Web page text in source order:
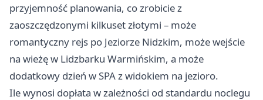
przyjemność planowania, co zrobicie z
zaoszczędzonymi kilkuset złotymi – może
romantyczny rejs po Jeziorze Nidzkim, może wejście
na wieżę w Lidzbarku Warmińskim, a może
dodatkowy dzień w SPA z widokiem na jezioro.
Ile wynosi dopłata w zależności od standardu noclegu